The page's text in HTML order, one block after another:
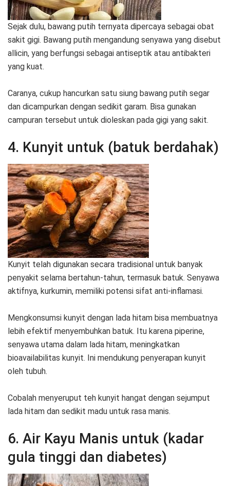
Sejak dulu, bawang putih ternyata dipercaya sebagai obat
sakit gigi. Bawang putih mengandung senyawa yang disebut
allicin, yang berfungsi sebagai antiseptik atau antibakteri
yang kuat.
Caranya, cukup hancurkan satu siung bawang putih segar
dan dicampurkan dengan sedikit garam. Bisa gunakan
campuran tersebut untuk dioleskan pada gigi yang sakit.
4. Kunyit untuk (batuk berdahak)
Kunyit telah digunakan secara tradisional untuk banyak
penyakit selama bertahun-tahun, termasuk batuk. Senyawa
aktifnya, kurkumin, memiliki potensi sifat anti-inflamasi.
Mengkonsumsi kunyit dengan lada hitam bisa membuatnya
lebih efektif menyembuhkan batuk. Itu karena piperine,
senyawa utama dalam lada hitam, meningkatkan
bioavailabilitas kunyit. Ini mendukung penyerapan kunyit
oleh tubuh.
Cobalah menyeruput teh kunyit hangat dengan sejumput
lada hitam dan sedikit madu untuk rasa manis.
6. Air Kayu Manis untuk (kadar
gula tinggi dan diabetes)